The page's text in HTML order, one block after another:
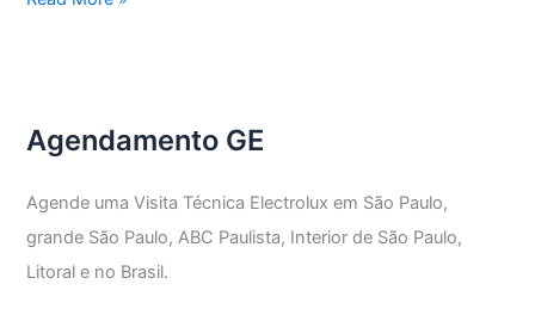
Agendamento GE
Agende uma Visita Técnica Electrolux em São Paulo,
grande São Paulo, ABC Paulista, Interior de São Paulo,
Litoral e no Brasil.